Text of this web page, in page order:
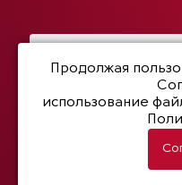
Политика
Продолжая
использование